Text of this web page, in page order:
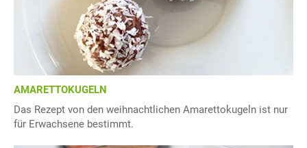
AMARETTOKUGELN
Das Rezept von den weihnachtlichen Amarettokugeln ist nur
für Erwachsene bestimmt.